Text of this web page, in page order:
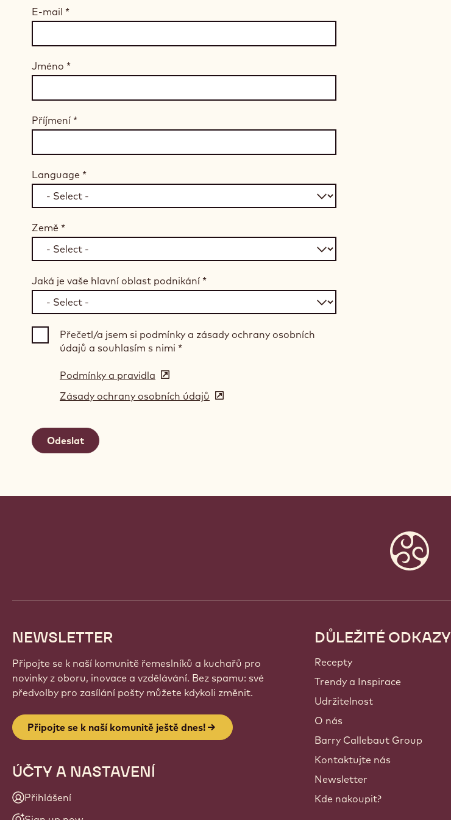
E-mail *
Jméno *
Příjmení *
Language *
Země *
Jaká je vaše hlavní oblast podnikání *
Přečetl/a jsem si podmínky a zásady ochrany osobních
údajů a souhlasím s nimi *
Podmínky a pravidla (opens
in
a
Zásady ochrany osobních údajů (opens
NEWSLETTER
Připojte se k naší komunitě řemeslníků a kuchařů pro
novinky z oboru, inovace a vzdělávání. Bez spamu: své
předvolby pro zasílání pošty můžete kdykoli změnit.
Připojte se k naší komunitě ještě dnes!
ÚČTY A NASTAVENÍ
Přihlášení
Footer
Callebaut
DŮLEŽITÉ ODKAZY
Recepty
Trendy a Inspirace
Udržitelnost
O nás
Barry Callebaut Group
Kontaktujte nás
Newsletter
Kde nakoupit?